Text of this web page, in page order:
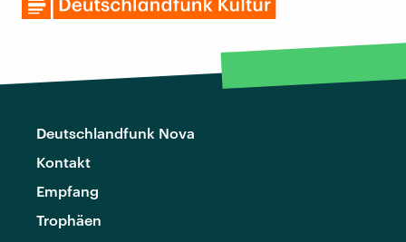
Deutschlandfunk Nova
Kontakt
Empfang
Trophäen